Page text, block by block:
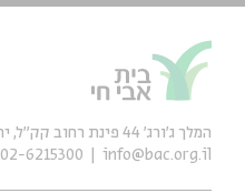
המלך ג'ורג' 44 פינת רחוב קק״ל, ירושלים
info@bac.org.il
02-6215300